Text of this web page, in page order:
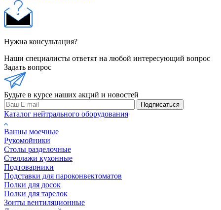
Нужна консультация?
Наши специалисты ответят на любой интересующий вопрос
Задать вопрос
Будьте в курсе наших акций и новостей
Подписаться
Каталог нейтрального оборудования
Ванны моечные
Рукомойники
Столы разделочные
Стеллажи кухонные
Подтоварники
Подставки для пароконвектоматов
Полки для досок
Полки для тарелок
Зонты вентиляционные